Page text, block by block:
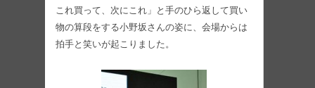
これ買って、次にこれ」と手のひら返して買い
物の算段をする小野坂さんの姿に、会場からは
拍手と笑いが起こりました。